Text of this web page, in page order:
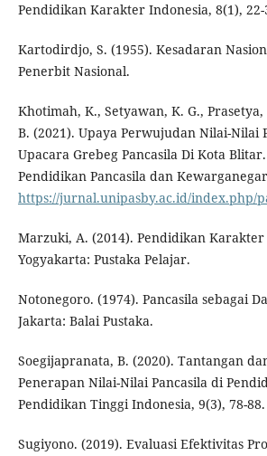
Pendidikan Karakter Indonesia, 8(1), 22-
Kartodirdjo, S. (1955). Kesadaran
Penerbit Nasional.
Khotimah, K., Setyawan, K. G., Prasetya,
B. (2021). Upaya Perwujudan Nilai-Nilai
Upacara Grebeg Pancasila Di Kota
Pendidikan Pancasila dan
https://jurnal.unipasby.ac.id/index.php/
Marzuki, A. (2014). Pendidikan Karakter
Yogyakarta: Pustaka Pelajar.
Notonegoro. (1974). Pancasila sebagai
Jakarta: Balai Pustaka.
Soegijapranata, B. (2020). Tantangan
Penerapan Nilai-Nilai Pancasila di
Pendidikan Tinggi Indonesia, 9(3), 78-88.
Sugiyono. (2019). Evaluasi Efektivitas